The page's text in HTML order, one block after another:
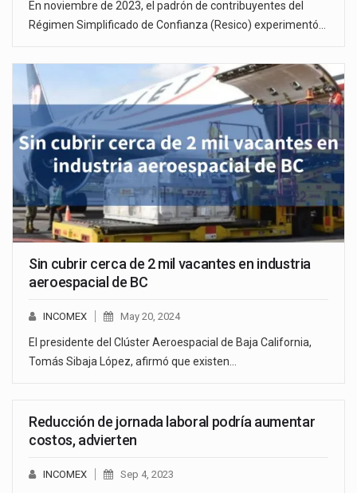
En noviembre de 2023, el padrón de contribuyentes del
Régimen Simplificado de Confianza (Resico) experimentó…
Sin cubrir cerca de 2 mil vacantes en industria
aeroespacial de BC
INCOMEX May 20, 2024
El presidente del Clúster Aeroespacial de Baja California,
Tomás Sibaja López, afirmó que existen…
Reducción de jornada laboral podría aumentar
costos, advierten
INCOMEX Sep 4, 2023